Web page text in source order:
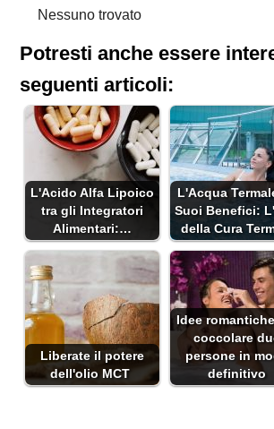
Nessuno trovato
Potresti anche essere
seguenti articoli:
L'Acido Alfa Lipoico
tra gli Integratori
Alimentari:…
L'Acqua
Suoi Benefici:
della Cura
Liberate il potere
dell'olio MCT
Idee
coccolare
persone in
definitivo